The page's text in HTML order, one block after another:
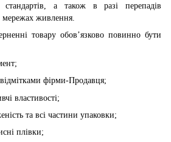
стандартів, а також в разі перепадів
мережах живлення.
товару обов’язково повинно бути
фірми-Продавця;
властивості;
та всі частини упаковки;
плівки;